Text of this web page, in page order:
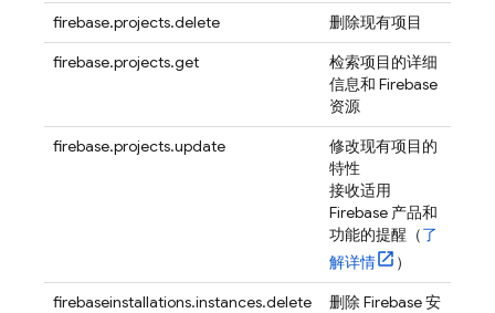
firebase.projects.delete
删除现有项目
firebase.projects.get
检索项目的详细
信息和 Firebase
资源
firebase.projects.update
修改现有项目的
特性
接收适用
Firebase 产品和
功能的提醒（了
解详情
）
firebaseinstallations.instances.delete
删除 Firebase 安